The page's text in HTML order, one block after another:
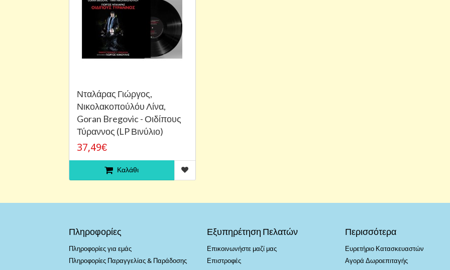
Νταλάρας Γιώργος,
Νικολακοπούλόυ Λίνα,
Goran Bregovic - Οιδίπους
Τύραννος (LP Βινύλιο)
37,49€
Καλάθι
Πληροφορίες
Πληροφορίες για εμάς
Πληροφορίες Παραγγελίας & Παράδοσης
Εξυπηρέτηση Πελατών
Επικοινωνήστε μαζί μας
Επιστροφές
Περισσότερα
Ευρετήριο Κατασκευαστών
Αγορά Δωροεπιταγής